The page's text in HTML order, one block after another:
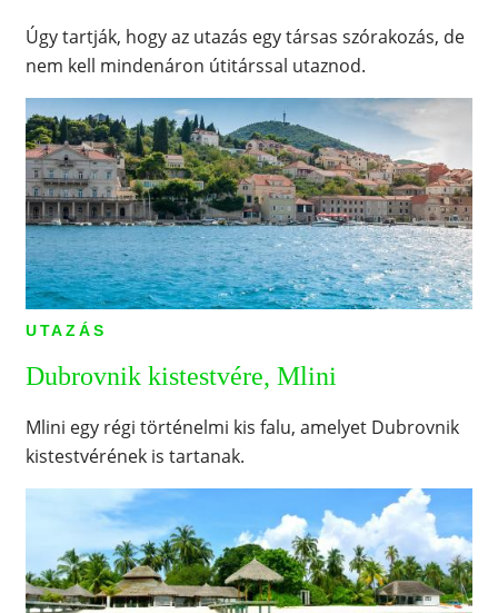
Úgy tartják, hogy az utazás egy társas szórakozás, de
nem kell mindenáron útitárssal utaznod.
UTAZÁS
Dubrovnik kistestvére, Mlini
Mlini egy régi történelmi kis falu, amelyet Dubrovnik
kistestvérének is tartanak.